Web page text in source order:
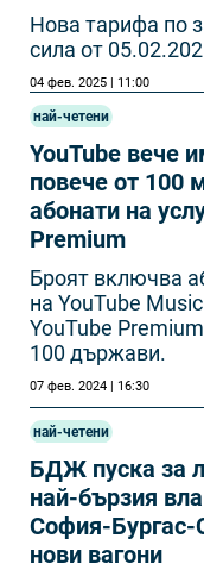
Нова тарифа по
сила от
04 фев. 2025 | 11:00
най-четени
YouTube вече
повече от 100
абонати на
Premium
Броят включва
на YouTube
YouTube
100 държави.
07 фев. 2024 | 16:30
най-четени
БДЖ пуска за
най-бързия
София-Бургас-
нови вагони